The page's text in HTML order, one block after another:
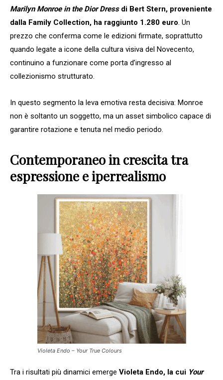
Marilyn Monroe in the Dior Dressdi Bert Stern, proveniente
dalla Family Collection, ha raggiunto 1.280 euro . Un
prezzo che conferma come le edizioni firmate, soprattutto
quando legate a icone della cultura visiva del Novecento,
continuino a funzionare come porta d’ingresso al
collezionismo strutturato.
In questo segmento la leva emotiva resta decisiva: Monroe
non è soltanto un soggetto, ma un asset simbolico capace di
garantire rotazione e tenuta nel medio periodo.
Contemporaneo in crescita tra
espressione e iperrealismo
Violeta Endo – Your True Colours
Tra i risultati più dinamici emerge Violeta Endo, la cui Your